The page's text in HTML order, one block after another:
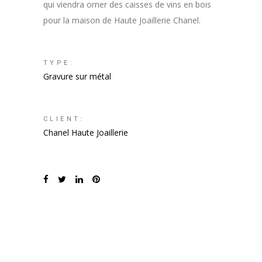
qui viendra orner des caisses de vins en bois
pour la maison de Haute Joaillerie Chanel.
TYPE:
Gravure sur métal
CLIENT:
Chanel Haute Joaillerie